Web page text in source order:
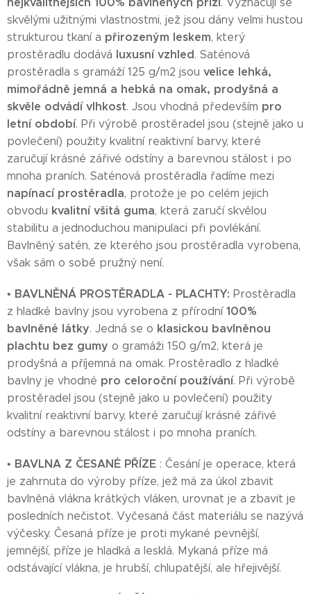
skvělými užitnými vlastnostmi, jež jsou dány velmi hustou
strukturou tkaní a přirozeným leskem, který
prostěradlu dodává luxusní vzhled. Saténová
prostěradla s gramáží 125 g/m2 jsou velice lehká,
mimořádně jemná a hebká na omak, prodyšná a
skvěle odvádí vlhkost. Jsou vhodná především pro
letní období. Při výrobě prostěradel jsou (stejně jako u
povlečení) použity kvalitní reaktivní barvy, které
zaručují krásné zářivé odstíny a barevnou stálost i po
mnoha praních. Saténová prostěradla řadíme mezi
napínací prostěradla, protože je po celém jejich
obvodu kvalitní všitá guma, která zaručí skvělou
stabilitu a jednoduchou manipulaci při povlékání.
Bavlněný satén, ze kterého jsou prostěradla vyrobena,
však sám o sobě pružný není.
• BAVLNĚNÁ PROSTĚRADLA - PLACHTY: Prostěradla
z hladké bavlny jsou vyrobena z přírodní 100%
bavlněné látky. Jedná se o klasickou bavlněnou
plachtu bez gumy o gramáži 150 g/m2, která je
prodyšná a příjemná na omak. Prostěradlo z hladké
bavlny je vhodné pro celoroční používání. Při výrobě
prostěradel jsou (stejně jako u povlečení) použity
kvalitní reaktivní barvy, které zaručují krásné zářivé
odstíny a barevnou stálost i po mnoha praních.
• BAVLNA Z ČESANÉ PŘÍZE : Česání je operace, která
je zahrnuta do výroby příze, jež má za úkol zbavit
bavlněná vlákna krátkých vláken, urovnat je a zbavit je
posledních nečistot. Vyčesaná část materiálu se nazývá
výčesky. Česaná příze je proti mykané pevnější,
jemnější, příze je hladká a lesklá. Mykaná příze má
odstávající vlákna, je hrubší, chlupatější, ale hřejivější.